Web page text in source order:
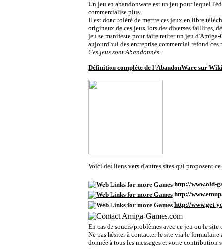
Un jeu en abandonware est un jeu pour lequel
commercialise plus.
Il est donc toléré de mettre ces jeux en libre
originaux de ces jeux lors des diverses faillites,
jeu se manifeste pour faire retirer un jeu
aujourd'hui des entreprise commercial refond
Ces jeux sont Abandonnés.
Définition compléte de l'AbandonWare sur
Voici des liens vers d'autres sites qui proposent
http://www.old-
http://
http://www.get-
En cas de soucis/problêmes avec ce jeu ou le site
Ne pas hésiter à contacter le site via le
donnée à tous les messages et votre contribution